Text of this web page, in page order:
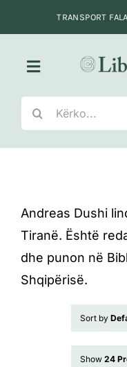
to
Toggle
Navigation
Search
for:
Andreas Dushi
Tiranë. Është
dhe punon në
Shqipërisë.
Sort by
Show 24